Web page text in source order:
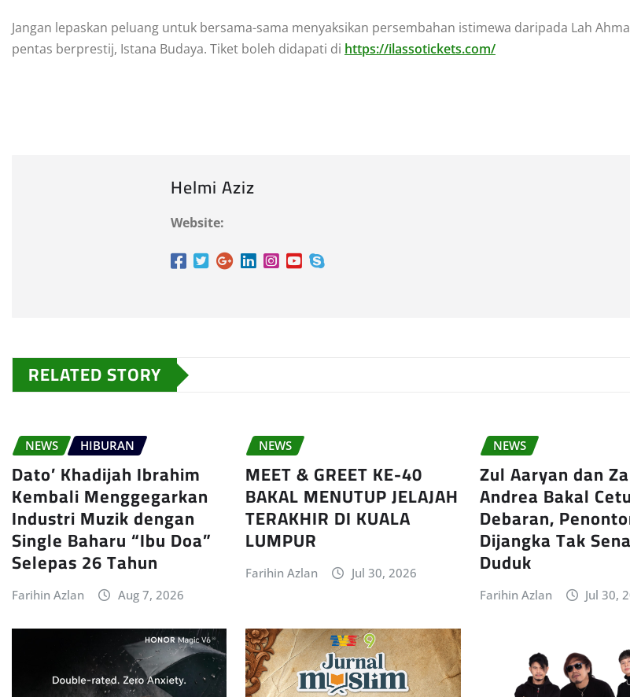
Jangan lepaskan peluang untuk bersama-sama menyaksikan persembahan istimewa daripada Lah
pentas berprestij, Istana Budaya. Tiket boleh didapati di https://ilassotickets.com/
Helmi Aziz
Website:
RELATED STORY
NEWS HIBURAN
Dato’ Khadijah Ibrahim
Kembali Menggegarkan
Industri Muzik dengan
Single Baharu “Ibu Doa”
Selepas 26 Tahun
Farihin Azlan Aug 7, 2026
NEWS
MEET & GREET KE-40
BAKAL MENUTUP JELAJAH
TERAKHIR DI KUALA
LUMPUR
Farihin Azlan Jul 30, 2026
NEWS
Zul Aaryan dan
Andrea Bakal
Debaran,
Dijangka Tak
Duduk
Farihin Azlan Jul 30,